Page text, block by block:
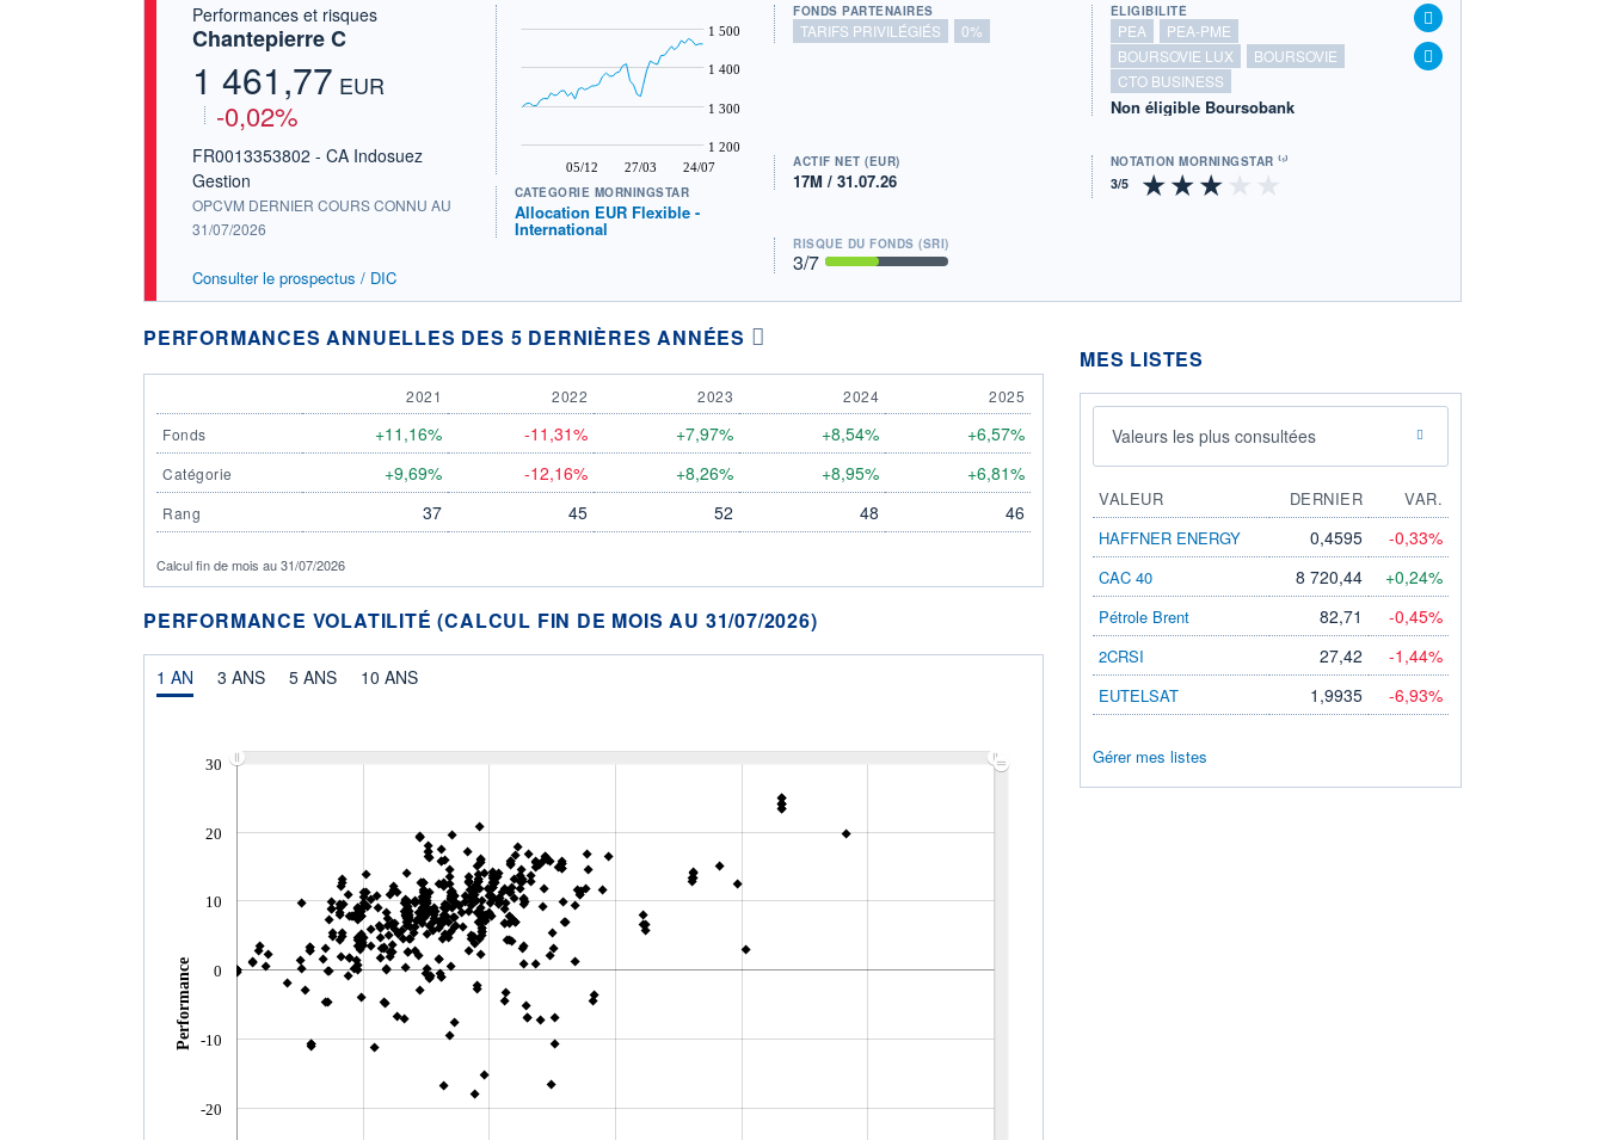
Performances et risques
Chantepierre C
1 461,77 EUR
-0,02%
FR0013353802 - CA Indosuez
Gestion
OPCVM DERNIER COURS CONNU AU
31/07/2026
Consulter le prospectus / DIC
05/12 27/03 24/07
1 200
1 300
1 400
1 500
CATÉGORIE MORNINGSTAR
Allocation EUR Flexible -
International
FONDS PARTENAIRES
TARIFS PRIVILÉGIÉS 0%
ÉLIGIBILITÉ
PEA
PEA-PME
BOURSOVIE LUX
BOURSOVIE
CTO BUSINESS
Non éligible Boursobank
ACTIF NET (EUR)
17M / 31.07.26
NOTATION MORNINGSTAR ⁽¹⁾
RISQUE DU FONDS (SRI)
3/7
PERFORMANCES ANNUELLES DES 5 DERNIÈRES ANNÉES
2021 2022 2023 2024
2025
Fonds
+11,16% -11,31% +7,97% +8,54% +6,57%
Catégorie +9,69% -12,16% +8,26% +8,95% +6,81%
Rang 37 45 52 48 46
Calcul fin de mois au 31/07/2026
PERFORMANCE VOLATILITÉ (CALCUL FIN DE MOIS AU 31/07/2026)
1 AN 3 ANS 5 ANS 10 ANS
-20
-10
0
10
20
30
Performance
MES LISTES
Valeurs les plus consultées
VALEUR DERNIER
VAR.
HAFFNER ENERGY
0,4595 -0,33%
CAC 40 8 720,44 +0,24%
Pétrole Brent 82,71 -0,45%
2CRSI 27,42 -1,44%
EUTELSAT 1,9935 -6,93%
Gérer mes listes